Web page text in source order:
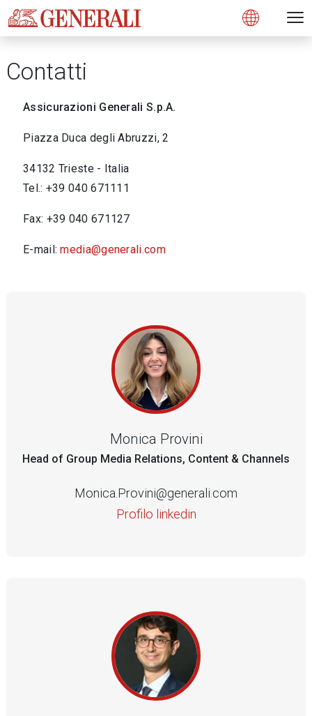
Open
Contatti
Assicurazioni Generali S.p.A.
Piazza Duca degli Abruzzi, 2
34132 Trieste - Italia
Tel.: +39 040 671111
Fax: +39 040 671127
E-mail:media@generali.com
Monica Provini
Head of Group Media Relations, Content & Channels
Monica.Provini@generali.com
Profilo linkedin